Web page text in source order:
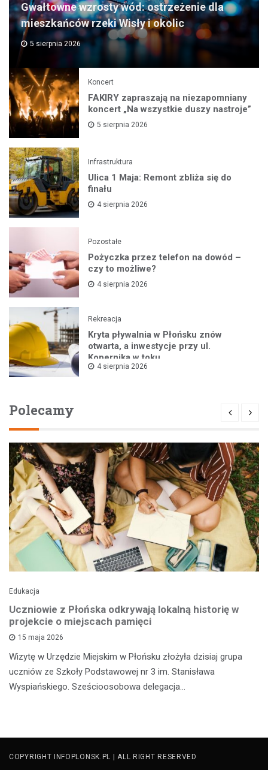
Gwałtowne wzrosty wód: ostrzeżenie dla
mieszkańców rzeki Wisły i okolic
5 sierpnia 2026
Koncert
FAKIRY zapraszają na niezapomniany
koncert „Na wszystkie duszy nastroje”
5 sierpnia 2026
Infrastruktura
Ulica 1 Maja: Remont zbliża się do
finału
4 sierpnia 2026
Pozostałe
Pożyczka przez telefon na dowód –
czy to możliwe?
4 sierpnia 2026
Rekreacja
Kryta pływalnia w Płońsku znów
otwarta, a inwestycje przy ul.
Kopernika w toku
4 sierpnia 2026
Polecamy
Edukacja
Uczniowie z Płońska odkrywają lokalną historię w
projekcie o miejscach pamięci
15 maja 2026
Wizytę w Urzędzie Miejskim w Płońsku złożyła dzisiaj grupa
uczniów ze Szkoły Podstawowej nr 3 im. Stanisława
Wyspiańskiego. Sześcioosobowa delegacja…
COPYRIGHT INFOPLONSK.PL | ALL RIGHT RESERVED